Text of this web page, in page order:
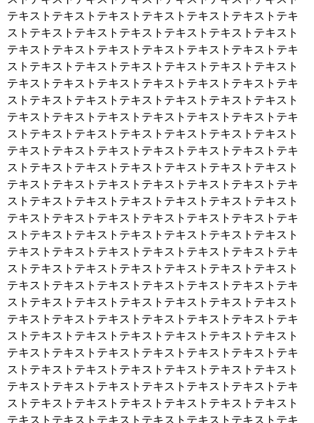
テキストテキストテキストテキストテキストテキストテキ
ストテキストテキストテキストテキストテキストテキスト
テキストテキストテキストテキストテキストテキストテキ
ストテキストテキストテキストテキストテキストテキスト
テキストテキストテキストテキストテキストテキストテキ
ストテキストテキストテキストテキストテキストテキスト
テキストテキストテキストテキストテキストテキストテキ
ストテキストテキストテキストテキストテキストテキスト
テキストテキストテキストテキストテキストテキストテキ
ストテキストテキストテキストテキストテキストテキスト
テキストテキストテキストテキストテキストテキストテキ
ストテキストテキストテキストテキストテキストテキスト
テキストテキストテキストテキストテキストテキストテキ
ストテキストテキストテキストテキストテキストテキスト
テキストテキストテキストテキストテキストテキストテキ
ストテキストテキストテキストテキストテキストテキスト
テキストテキストテキストテキストテキストテキストテキ
ストテキストテキストテキストテキストテキストテキスト
テキストテキストテキストテキストテキストテキストテキ
ストテキストテキストテキストテキストテキストテキスト
テキストテキストテキストテキストテキストテキストテキ
ストテキストテキストテキストテキストテキストテキスト
テキストテキストテキストテキストテキストテキストテキ
ストテキストテキストテキストテキストテキストテキスト
テキストテキストテキストテキストテキストテキストテキ